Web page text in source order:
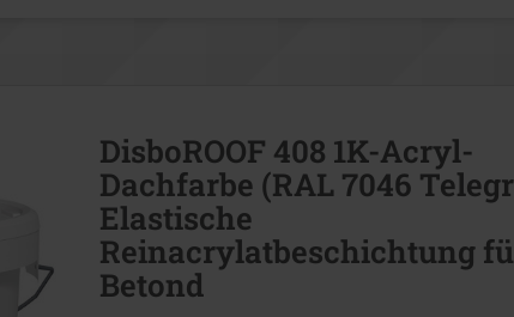
DisboROOF 408 1K-Acryl-
Dachfarbe (RAL 7046
Elastische
Reinacrylatbeschichtung
Betond